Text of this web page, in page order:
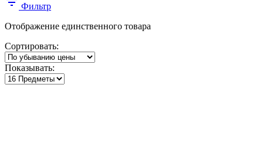
Фильтр
Отображение единственного товара
Сортировать:
Показывать: